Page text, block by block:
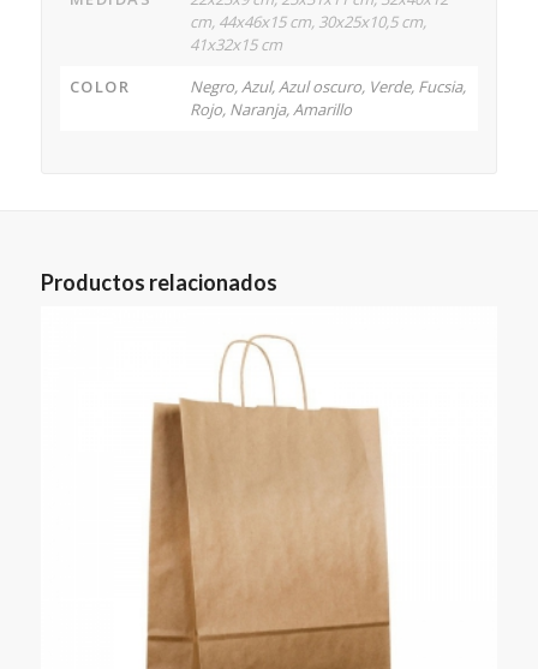
cm, 44x46x15 cm, 30x25x10,5 cm,
41x32x15 cm
COLOR
Negro, Azul, Azul oscuro, Verde, Fucsia,
Rojo, Naranja, Amarillo
Productos relacionados